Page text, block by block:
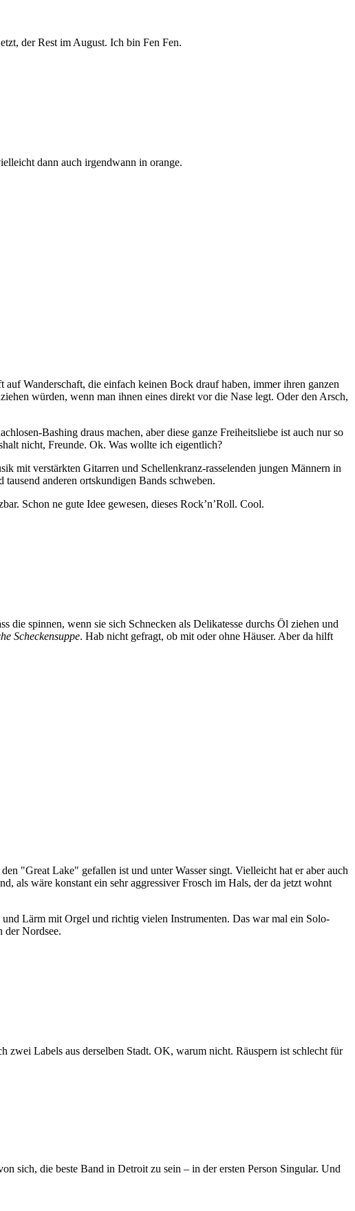
der Rest im August. Ich bin Fen Fen.
dann auch irgendwann in orange.
Wanderschaft, die einfach keinen Bock drauf haben, immer ihren ganzen
würden, wenn man ihnen eines direkt vor die Nase legt. Oder den Arsch,
Bashing draus machen, aber diese ganze Freiheitsliebe ist auch nur so
nicht, Freunde. Ok. Was wollte ich eigentlich?
mit verstärkten Gitarren und Schellenkranz-rasselenden jungen Männern in
tausend anderen ortskundigen Bands schweben.
Schon ne gute Idee gewesen, dieses Rock’n’Roll. Cool.
spinnen, wenn sie sich Schnecken als Delikatesse durchs Öl ziehen und
Scheckensuppe. Hab nicht gefragt, ob mit oder ohne Häuser. Aber da hilft
"Great Lake" gefallen ist und unter Wasser singt. Vielleicht hat er aber auch
als wäre konstant ein sehr aggressiver Frosch im Hals, der da jetzt wohnt
Lärm mit Orgel und richtig vielen Instrumenten. Das war mal ein Solo-
der Nordsee.
zwei Labels aus derselben Stadt. OK, warum nicht. Räuspern ist schlecht für
sich, die beste Band in Detroit zu sein – in der ersten Person Singular. Und